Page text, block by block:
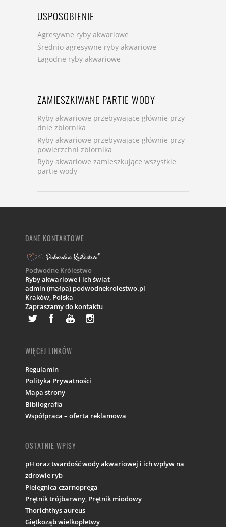
USPOSOBIENIE
Agresywne ryby akwariowe
Średnio agresywne ryby akwariowe
Łagodne ryby akwariowe
ZAMIESZKIWANE PARTIE WODY
Ryby akwariowe przebywające głównie przy
dnie zbiornika
Ryby akwariowe przebywające głównie przy
powierzchni zbiornika
Ryby akwariowe zamieszkujące wszystkie
partie wody
DANE KONTAKTOWE
Podwodne Królestwo
Ryby akwariowe i ich świat
admin (małpa) podwodnekrolestwo.pl
Kraków, Polska
Zapraszamy do kontaktu
WIĘCEJ LINKÓW
Regulamin
Polityka Prywatności
Mapa strony
Bibliografia
Współpraca – oferta reklamowa
OSTATNIE WPISY
pH oraz twardość wody akwariowej i ich wpływ na
zdrowie ryb
Pielęgnica czarnopręga
Prętnik trójbarwny, Prętnik miodowy
Thorichthys aureus
Giętkoząb wielkopłetwy